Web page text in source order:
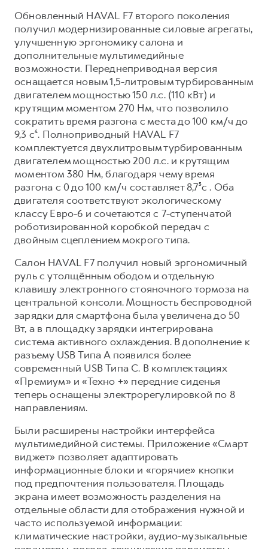
Обновленный HAVAL F7 второго поколения
получил модернизированные силовые агрегаты,
улучшенную эргономику салона и
дополнительные мультимедийные
возможности. Переднеприводная версия
оснащается новым 1,5-литровым турбированным
двигателем мощностью 150 л.с. (110 кВт) и
крутящим моментом 270 Нм, что позволило
сократить время разгона с места до 100 км/ч до
9,3 с⁴. Полноприводный HAVAL F7
комплектуется двухлитровым турбированным
двигателем мощностью 200 л.с. и крутящим
моментом 380 Нм, благодаря чему время
разгона с 0 до 100 км/ч составляет 8,7⁵с . Оба
двигателя соответствуют экологическому
классу Евро-6 и сочетаются с 7-ступенчатой
роботизированной коробкой передач с
двойным сцеплением мокрого типа.
Салон HAVAL F7 получил новый эргономичный
руль с утолщённым ободом и отдельную
клавишу электронного стояночного тормоза на
центральной консоли. Мощность беспроводной
зарядки для смартфона была увеличена до 50
Вт, а в площадку зарядки интегрирована
система активного охлаждения. В дополнение к
разъему USB Типа A появился более
современный USB Типа C. В комплектациях
«Премиум» и «Техно +» передние сиденья
теперь оснащены электрорегулировкой по 8
направлениям.
Были расширены настройки интерфейса
мультимедийной системы. Приложение «Смарт
виджет» позволяет адаптировать
информационные блоки и «горячие» кнопки
под предпочтения пользователя. Площадь
экрана имеет возможность разделения на
отдельные области для отображения нужной и
часто используемой информации:
климатические настройки, аудио-музыкальные